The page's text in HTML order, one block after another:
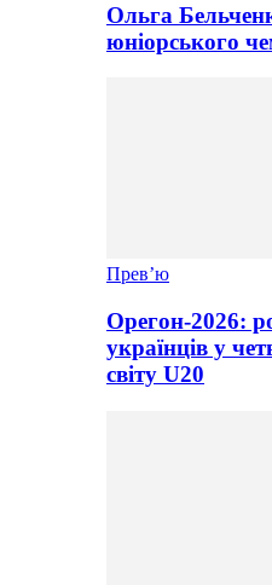
Ольга
юніорського
Прев’ю
Орегон-2026:
українців у
світу U20